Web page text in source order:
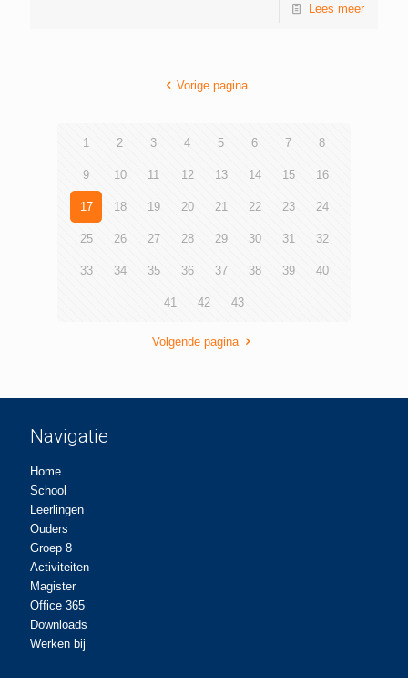
Lees meer
Vorige pagina
1 2 3 4 5 6 7 8
9 10 11 12 13 14 15 16
17 18 19 20 21 22 23 24
25 26 27 28 29 30 31 32
33 34 35 36 37 38 39 40
41 42 43
Volgende pagina
Navigatie
Home
School
Leerlingen
Ouders
Groep 8
Activiteiten
Magister
Office 365
Downloads
Werken bij